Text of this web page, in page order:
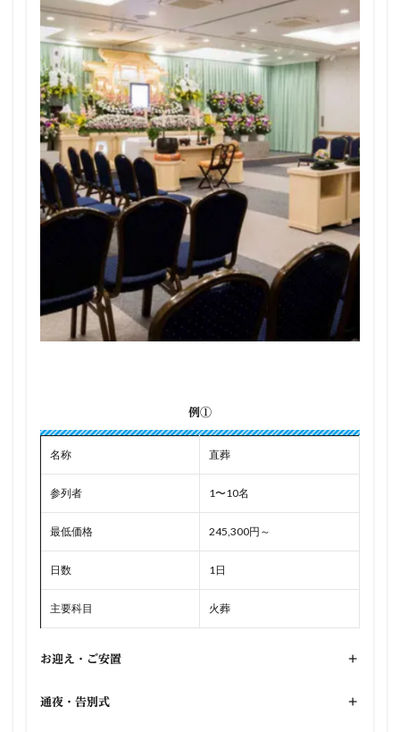
例①
名称 直葬
参列者 1〜10名
最低価格 245,300円～
日数 1日
主要科目 火葬
お迎え・ご安置 +
通夜・告別式 +